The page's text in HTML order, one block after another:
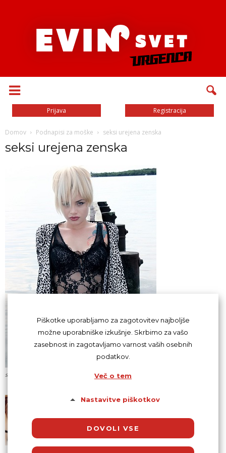
Prijava Registracija
Domov Podnapisi za moške seksi urejena zenska
seksi urejena zenska
seksi urejena zenska
Piškotke uporabljamo za zagotovitev najboljše
možne uporabniške izkušnje. Skrbimo za vašo
zasebnost in zagotavljamo varnost vaših osebnih
podatkov.
Več o tem
Nastavitve piškotkov
DOVOLI VSE